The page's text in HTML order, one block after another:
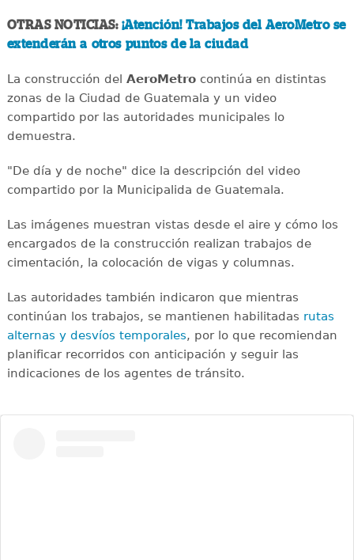
OTRAS NOTICIAS: ¡Atención! Trabajos del AeroMetro se
extenderán a otros puntos de la ciudad
La construcción del AeroMetrocontinúa en distintas
zonas de la Ciudad de Guatemala y un video
compartido por las autoridades municipales lo
demuestra.
"De día y de noche" dice la descripción del video
compartido por la Municipalida de Guatemala.
Las imágenes muestran vistas desde el aire y cómo los
encargados de la construcción realizan trabajos de
cimentación, la colocación de vigas y columnas.
Las autoridades también indicaron que mientras
continúan los trabajos, se mantienen habilitadas rutas
alternas y desvíos temporales, por lo que recomiendan
planificar recorridos con anticipación y seguir las
indicaciones de los agentes de tránsito.